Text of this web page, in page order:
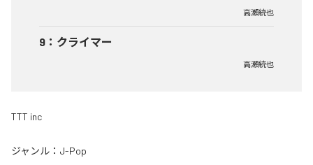
高瀬統也
9 ： クライマー
高瀬統也
TTT inc
ジャンル： J-Pop